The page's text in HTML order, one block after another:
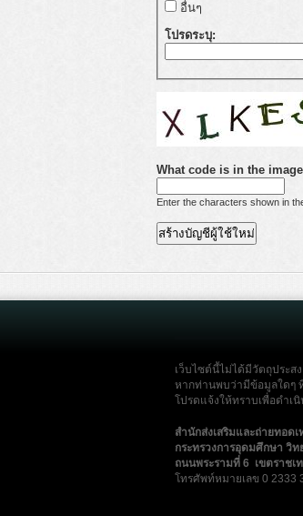
อื่นๆ
โปรดระบุ:
What code is in the
Enter the characters shown in
เว็บไซต์นี้ไม่ได้มีวัตถุประส
หากท่านพบว่ามีข้อมูลใดๆ
โปรดแจ้งให้ทราบเพื่อดำเ
สำนักส่งเสริมและถ่ายทอด
กระทรวงการอุดมศึกษา วิ
ถนนพระรามที่ 6 เขตราชเ
โทรศัพท์หมายเลข 0 2333